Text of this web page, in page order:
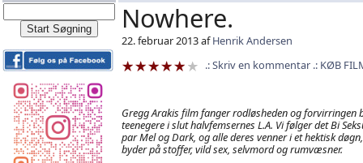
Nowhere.
22. februar 2013 afHenrik Andersen
Skriv en kommentar
KØB
Gregg Arakis film fanger rodløsheden og forvirringen
teenegere i slut halvfemsernes L.A. Vi følger det Bi
par Mel og Dark, og alle deres venner i et hektisk
byder på stoffer, vild sex, selvmord og rumvæsner.